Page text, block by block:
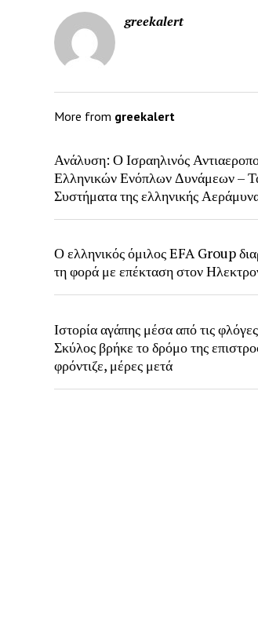
greekalert
More from greekalert
Ανάλυση: Ο Ισραηλινός
Ελληνικών Ενόπλων Δυνάμεων –
Συστήματα της ελληνικής
Ο ελληνικός όμιλος EFA Group
τη φορά με επέκταση στον
Ιστορία αγάπης μέσα από τις
Σκύλος βρήκε το δρόμο της
φρόντιζε, μέρες μετά